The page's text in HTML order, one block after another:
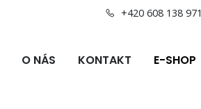
+420 608 138 971
O NÁS KONTAKT E-SHOP